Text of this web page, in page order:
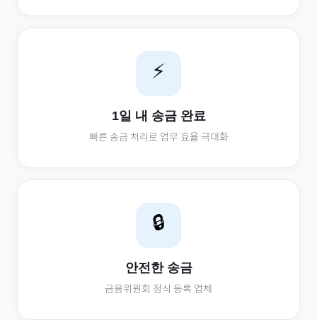
⚡
1일 내 송금 완료
빠른 송금 처리로 업무 효율 극대화
🔒
안전한 송금
금융위원회 정식 등록 업체